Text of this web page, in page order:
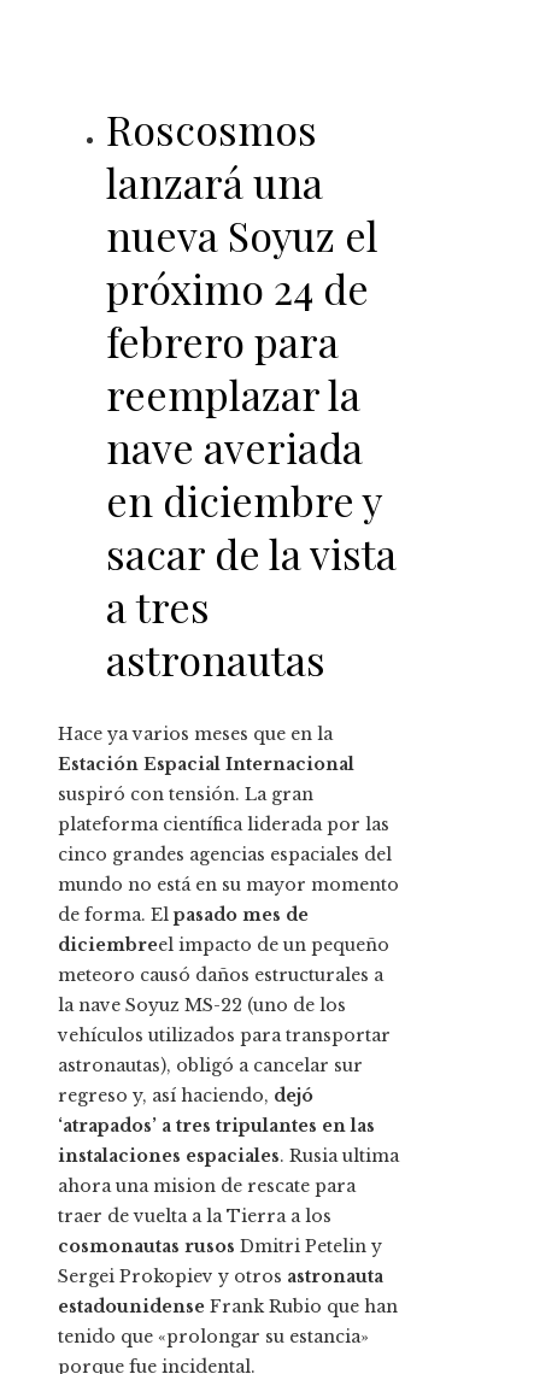
Roscosmos
lanzará una
nueva Soyuz el
próximo 24 de
febrero para
reemplazar la
nave averiada
en diciembre y
sacar de la vista
a tres
astronautas
Hace ya varios meses que en la
Estación Espacial Internacional
suspiró con tensión. La gran
plateforma científica liderada por las
cinco grandes agencias espaciales del
mundo no está en su mayor momento
de forma. Elpasado mes de
diciembreel impacto de un pequeño
meteoro causó daños estructurales a
la nave Soyuz MS-22 (uno de los
vehículos utilizados para transportar
astronautas), obligó a cancelar sur
regreso y, así haciendo, dejó
‘atrapados’ a tres tripulantes en las
instalaciones espaciales. Rusia ultima
ahora una mision de rescate para
traer de vuelta a la Tierra a los
cosmonautas rusos Dmitri Petelin y
Sergei Prokopiev y otros astronauta
estadounidense Frank Rubio que han
tenido que «prolongar su estancia»
porque fue incidental.